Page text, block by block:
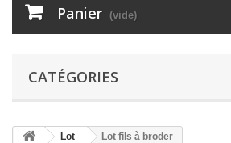
Panier (vide)
CATÉGORIES
Lot Lot fils à broder